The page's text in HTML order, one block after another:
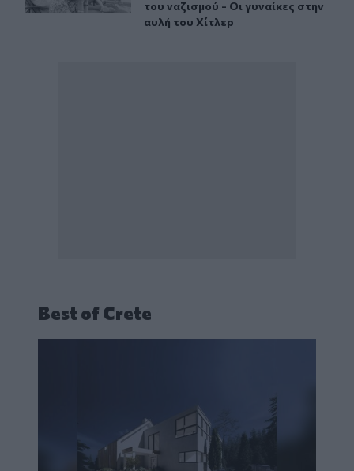
του ναζισμού - Οι γυναίκες στην
αυλή του Χίτλερ
Best of Crete